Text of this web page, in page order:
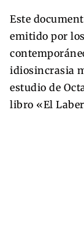
Este
emitido por
idiosincrasia
estudio de
libro «El